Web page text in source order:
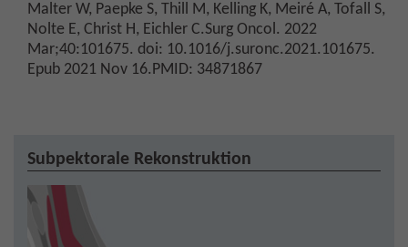
Malter W, Paepke S, Thill M, Kelling K, Meiré A, Tofall S,
Nolte E, Christ H, Eichler C.Surg Oncol. 2022
Mar;40:101675. doi: 10.1016/j.suronc.2021.101675.
Epub 2021 Nov 16.PMID: 34871867
Subpektorale Rekonstruktion
Zeige größere Version